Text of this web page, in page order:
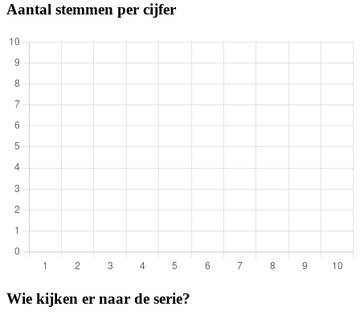
Aantal stemmen per cijfer
Wie kijken er naar de serie?